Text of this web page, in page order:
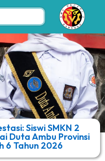
Siswi SMKN 2
Duta Ambu Provinsi
6 Tahun 2026